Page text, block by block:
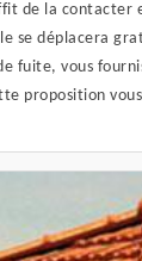
de la contacter
se déplacera
fuite, vous
proposition